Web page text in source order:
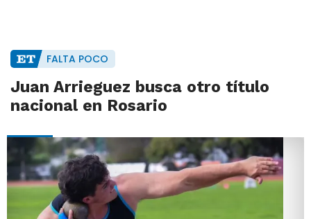
FALTA POCO
Juan Arrieguez busca otro título
nacional en Rosario